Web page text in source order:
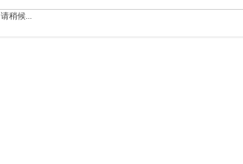
请稍候...